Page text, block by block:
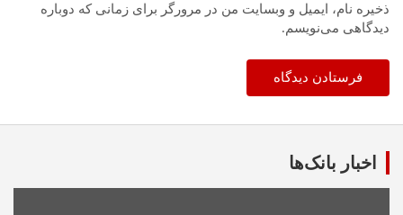
ذخیره نام، ایمیل و وبسایت من در مرورگر برای زمانی که دوباره
دیدگاهی می‌نویسم.
اخبار بانک‌ها